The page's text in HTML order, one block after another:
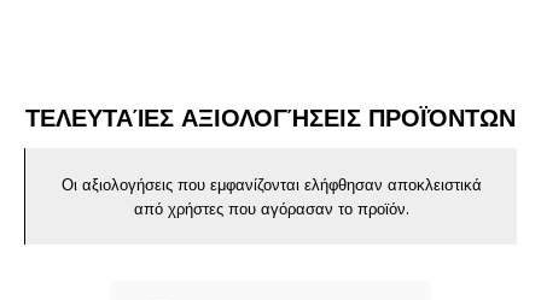
ΤΕΛΕΥΤΑΊΕΣ ΑΞΙΟΛΟΓΉΣΕΙΣ ΠΡΟΪΌΝΤΩΝ
Οι αξιολογήσεις που εμφανίζονται ελήφθησαν αποκλειστικά
από χρήστες που αγόρασαν το προϊόν.